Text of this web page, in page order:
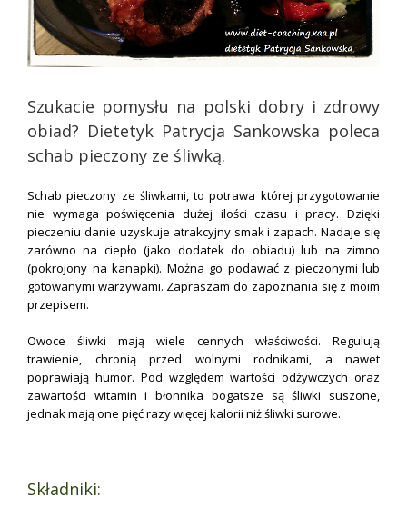
Szukacie pomysłu na polski dobry i zdrowy
obiad? Dietetyk Patrycja Sankowska poleca
schab pieczony ze śliwką.
Schab pieczony ze śliwkami, to potrawa której przygotowanie
nie wymaga poświęcenia dużej ilości czasu i pracy. Dzięki
pieczeniu danie uzyskuje atrakcyjny smak i zapach. Nadaje się
zarówno na ciepło (jako dodatek do obiadu) lub na zimno
(pokrojony na kanapki). Można go podawać z pieczonymi lub
gotowanymi warzywami. Zapraszam do zapoznania się z moim
przepisem.
Owoce śliwki mają wiele cennych właściwości. Regulują
trawienie, chronią przed wolnymi rodnikami, a nawet
poprawiają humor. Pod względem wartości odżywczych oraz
zawartości witamin i błonnika bogatsze są śliwki suszone,
jednak mają one pięć razy więcej kalorii niż śliwki surowe.
Składniki: